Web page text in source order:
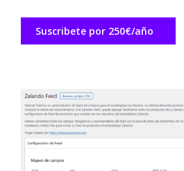
Suscribete por 250€/año